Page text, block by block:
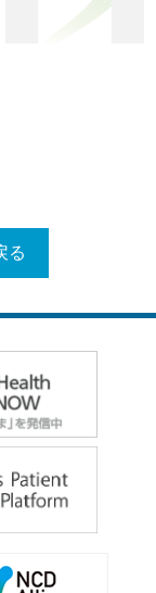
る